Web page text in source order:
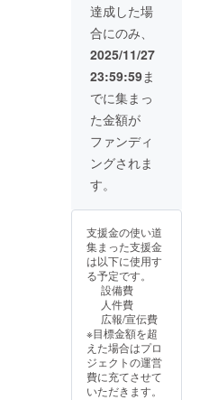
達成した場
合にのみ、
2025/11/27
23:59:59ま
でに集まっ
た金額が
ファンディ
ングされま
す。
支援金の使い道
集まった支援金
は以下に使用す
る予定です。
設備費
人件費
広報/宣伝費
※目標金額を超
えた場合はプロ
ジェクトの運営
費に充てさせて
いただきます。